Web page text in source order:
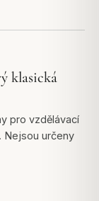
klasická
pro vzdělávací
Nejsou určeny